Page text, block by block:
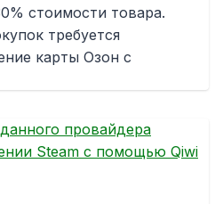
стоимости товара.
требуется
карты Озон с